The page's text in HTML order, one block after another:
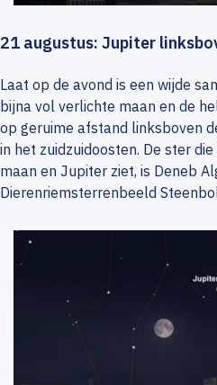
21 augustus: Jupiter
Laat op de avond is een wijde
bijna vol verlichte maan en de
op geruime afstand linksboven
in het zuidzuidoosten. De ster
maan en Jupiter ziet, is Deneb
Dierenriemsterrenbeeld